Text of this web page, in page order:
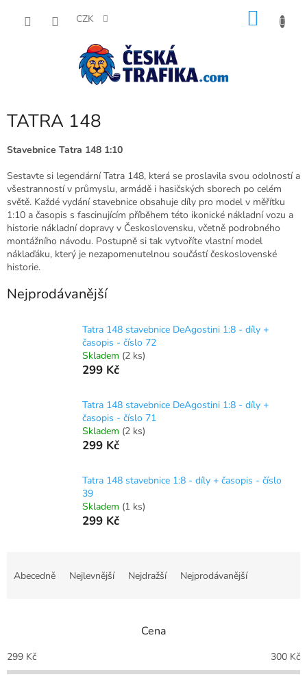
CZK
TATRA 148
Stavebnice Tatra 148 1:10
Sestavte si legendární Tatra 148, která se proslavila svou odolností a
všestranností v průmyslu, armádě i hasičských sborech po celém
světě. Každé vydání stavebnice obsahuje díly pro model v měřítku
1:10 a časopis s fascinujícím příběhem této ikonické nákladní vozu a
historie nákladní dopravy v Československu, včetně podrobného
montážního návodu. Postupně si tak vytvoříte vlastní model
náklaďáku, který je nezapomenutelnou součástí československé
historie.
Nejprodávanější
Tatra 148 stavebnice DeAgostini 1:8 - díly +
časopis - číslo 72
Skladem (2 ks)
299 Kč
Tatra 148 stavebnice DeAgostini 1:8 - díly +
časopis - číslo 71
Skladem (2 ks)
299 Kč
Tatra 148 stavebnice 1:8 - díly + časopis - číslo
39
Skladem (1 ks)
299 Kč
p
r
o
Abecedně Nejlevnější Nejdražší Nejprodávanější
Cena
299 Kč 300 Kč